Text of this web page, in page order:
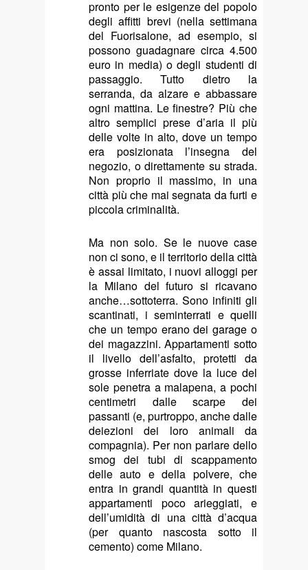
pronto per le esigenze del popolo
degli affitti brevi (nella settimana
del Fuorisalone, ad esempio, si
possono guadagnare circa 4.500
euro in media) o degli studenti di
passaggio. Tutto dietro la
serranda, da alzare e abbassare
ogni mattina. Le finestre? Più che
altro semplici prese d’aria il più
delle volte in alto, dove un tempo
era posizionata l’insegna del
negozio, o direttamente su strada.
Non proprio il massimo, in una
città più che mai segnata da furti e
piccola criminalità.
Ma non solo. Se le nuove case
non ci sono, e il territorio della città
è assai limitato, i nuovi alloggi per
la Milano del futuro si ricavano
anche…sottoterra. Sono infiniti gli
scantinati, i seminterrati e quelli
che un tempo erano dei garage o
dei magazzini. Appartamenti sotto
il livello dell’asfalto, protetti da
grosse inferriate dove la luce del
sole penetra a malapena, a pochi
centimetri dalle scarpe dei
passanti (e, purtroppo, anche dalle
deiezioni dei loro animali da
compagnia). Per non parlare dello
smog dei tubi di scappamento
delle auto e della polvere, che
entra in grandi quantità in questi
appartamenti poco arieggiati, e
dell’umidità di una città d’acqua
(per quanto nascosta sotto il
cemento) come Milano.